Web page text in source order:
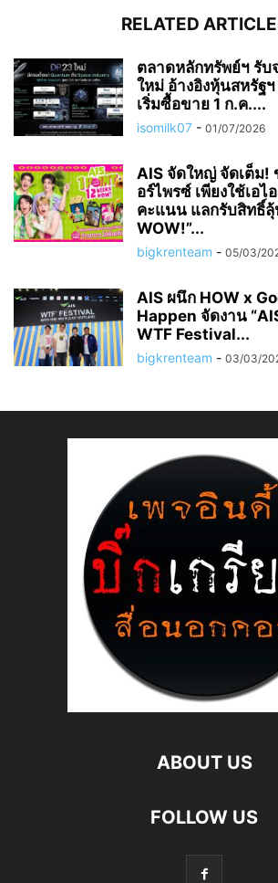
RELATED
ตลาดหลักทรัพย์ฯ รับ
ใหม่ อ้างอิงหุ้นสหรัฐ
เริ่มซื้อขาย 1 ก.ค....
isomilk07 - 01/07/2026
AIS จัดใหญ่ จัดเต็ม!
อร์ไพรซ์ เพียงใช้เอไ
คะแนน แลกรับสิทธิ์ลุ้
WOW!”...
bigkrenteam - 05/03/
AIS ผนึก HOW x
Happen จัดงาน
WTF Festival...
bigkrenteam - 03/03/
ABOUT US
FOLLOW US